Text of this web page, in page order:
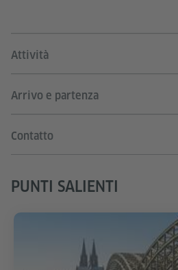
Attività
Arrivo e partenza
Contatto
PUNTI SALIENTI